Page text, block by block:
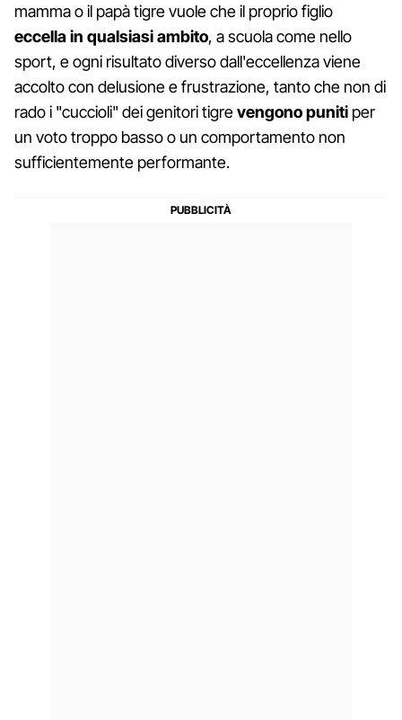
mamma o il papà tigre vuole che il proprio figlio
eccella in qualsiasi ambito, a scuola come nello
sport, e ogni risultato diverso dall'eccellenza viene
accolto con delusione e frustrazione, tanto che non di
rado i "cuccioli" dei genitori tigrevengono puniti per
un voto troppo basso o un comportamento non
sufficientemente performante.